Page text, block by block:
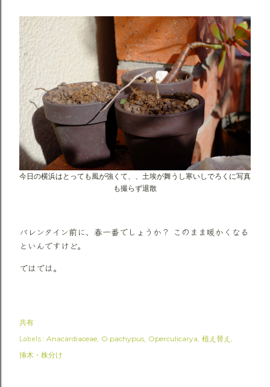
今日の横浜はとっても風が強くて、、土埃が舞うし寒いしでろくに写真
も撮らず退散
バレンタイン前に、春一番でしょうか？ このまま暖かくなる
といんですけど。
ではでは。
共有
Labels: Anacardiaceae O.pachypus Operculicarya 植え替え
挿木・株分け